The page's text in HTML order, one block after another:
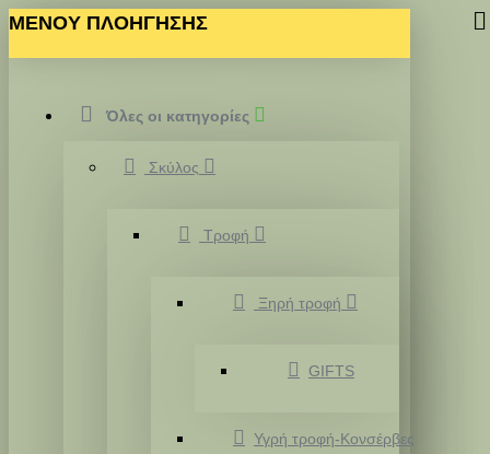
MENOY ΠΛΟΗΓΗΣΗΣ
Όλες οι κατηγορίες
Σκύλος
Τροφή
Ξηρή τροφή
GIFTS
Υγρή τροφή-Κονσέρβες